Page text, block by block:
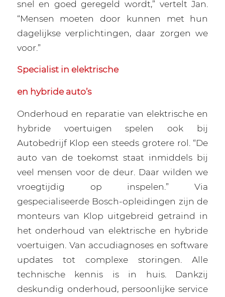
snel en goed geregeld wordt,” vertelt Jan.
“Mensen moeten door kunnen met hun
dagelijkse verplichtingen, daar zorgen we
voor.”
Specialist in elektrische
en hybride auto’s
Onderhoud en reparatie van elektrische en
hybride voertuigen spelen ook bij
Autobedrijf Klop een steeds grotere rol. “De
auto van de toekomst staat inmiddels bij
veel mensen voor de deur. Daar wilden we
vroegtijdig op inspelen.” Via
gespecialiseerde Bosch-opleidingen zijn de
monteurs van Klop uitgebreid getraind in
het onderhoud van elektrische en hybride
voertuigen. Van accudiagnoses en software
updates tot complexe storingen. Alle
technische kennis is in huis. Dankzij
deskundig onderhoud, persoonlijke service